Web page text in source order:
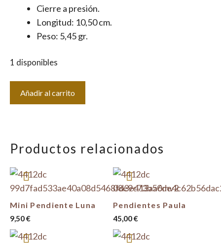
Cierre a presión.
Longitud: 10,50 cm.
Peso: 5,45 gr.
1 disponibles
Añadir al carrito
Productos relacionados
Mini Pendiente Luna
9,50€
Pendientes Paula
45,00€